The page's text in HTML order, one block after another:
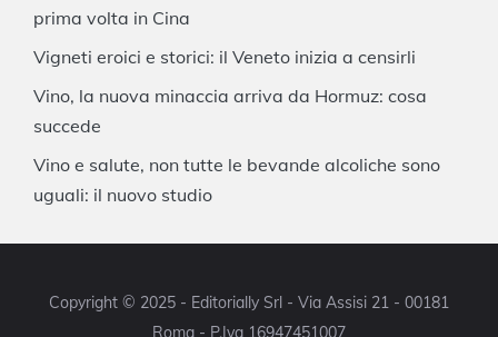
prima volta in Cina
Vigneti eroici e storici: il Veneto inizia a censirli
Vino, la nuova minaccia arriva da Hormuz: cosa
succede
Vino e salute, non tutte le bevande alcoliche sono
uguali: il nuovo studio
Copyright © 2025 - Editorially Srl - Via Assisi 21 - 00181
Roma - P.Iva 16947451007